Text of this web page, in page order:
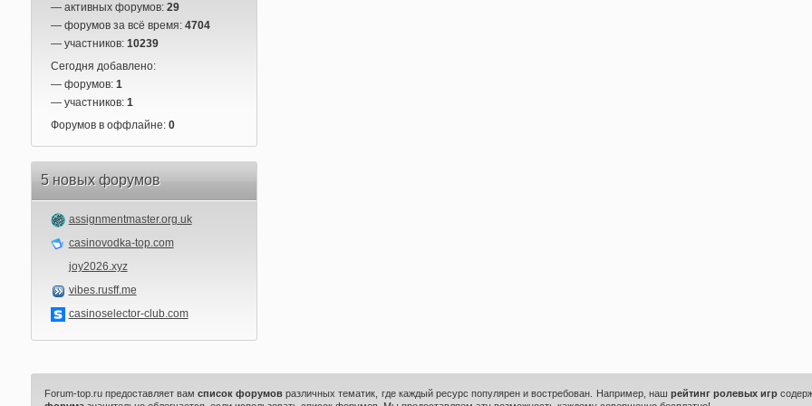
— активных форумов: 29
— форумов за всё время: 4704
— участников: 10239
Сегодня добавлено:
— форумов: 1
— участников: 1
Форумов в оффлайне: 0
5 новых форумов
assignmentmaster.org.uk
casinovodka-top.com
joy2026.xyz
vibes.rusff.me
casinoselector-club.com
Forum-top.ru предоставляет вамсписок форумов различных тематик, где каждый ресурс популярен и востребован. Например, наш рейтинг ролевых игр